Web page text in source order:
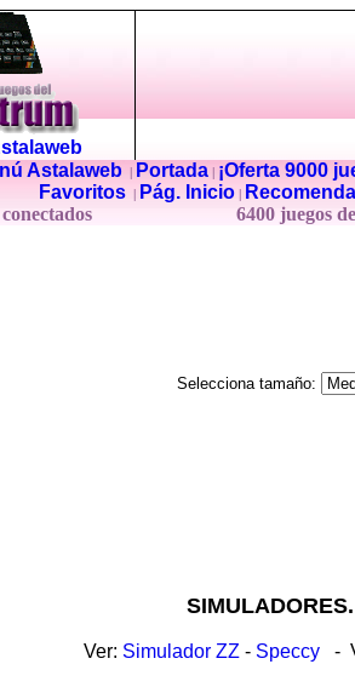
Astalaweb| Portada|
¡Oferta 9000
Favoritos
Pág. Inicio
6400 juegos
Selecciona tamaño:
Ver: Simulador ZZ - Speccy -